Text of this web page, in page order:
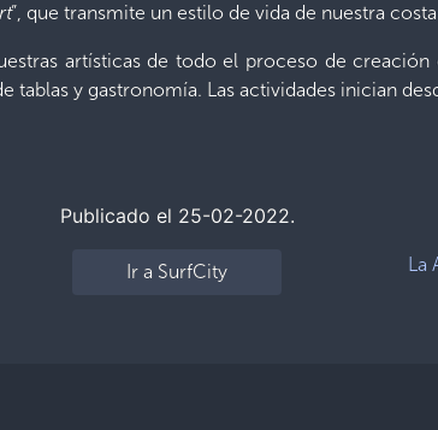
”, que transmite un estilo de vida de nuestra
artísticas de todo el proceso de
tablas y gastronomía. Las actividades inician
Publicado el 25-02-2022.
Ir a SurfCity
La